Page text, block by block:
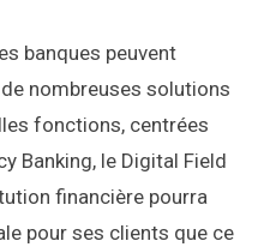
banques peuvent
nombreuses solutions
fonctions, centrées
Banking, le Digital Field
financière pourra
pour ses clients que ce